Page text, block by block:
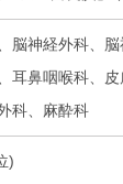
脳神経外科、
耳鼻咽喉科、
科、麻酔科
)